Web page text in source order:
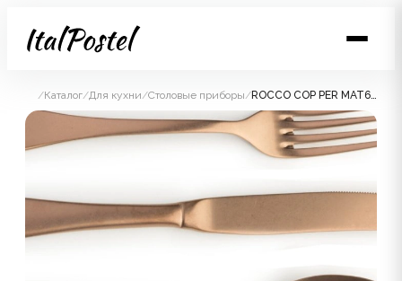
/Каталог/Для кухни/Столовые приборы/ ROCCO COP PER MAT60 столовые приборы, сталь 18/10, цвет медный, матовый, 24 шт. (6 ложек + 6 вилок +